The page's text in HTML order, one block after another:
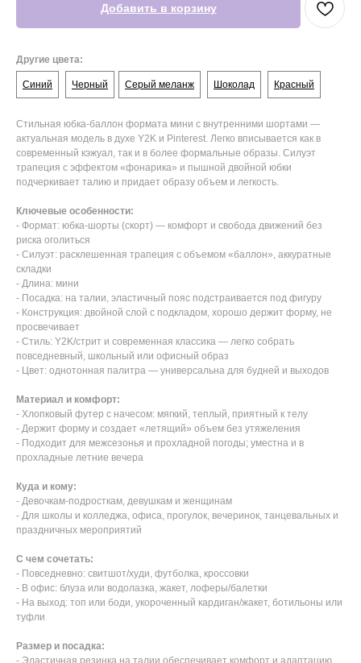
Добавить в корзину
Другие цвета:
Синий Черный Серый меланж Шоколад Красный
Стильная юбка-баллон формата мини с внутренними шортами —
актуальная модель в духе Y2K и Pinterest. Легко вписывается как в
современный кэжуал, так и в более формальные образы. Силуэт
трапеция с эффектом «фонарика» и пышной двойной юбки
подчеркивает талию и придает образу объем и легкость.
Ключевые особенности:
- Формат: юбка-шорты (скорт) — комфорт и свобода движений без
риска оголиться
- Силуэт: расклешенная трапеция с объемом «баллон», аккуратные
складки
- Длина: мини
- Посадка: на талии, эластичный пояс подстраивается под фигуру
- Конструкция: двойной слой с подкладом, хорошо держит форму, не
просвечивает
- Стиль: Y2K/стрит и современная классика — легко собрать
повседневный, школьный или офисный образ
- Цвет: однотонная палитра — универсальна для будней и выходов
Материал и комфорт:
- Хлопковый футер с начесом: мягкий, теплый, приятный к телу
- Держит форму и создает «летящий» объем без утяжеления
- Подходит для межсезонья и прохладной погоды; уместна и в
прохладные летние вечера
Куда и кому:
- Девочкам-подросткам, девушкам и женщинам
- Для школы и колледжа, офиса, прогулок, вечеринок, танцевальных и
праздничных мероприятий
С чем сочетать:
- Повседневно: свитшот/худи, футболка, кроссовки
- В офис: блуза или водолазка, жакет, лоферы/балетки
- На выход: топ или боди, укороченный кардиган/жакет, ботильоны или
туфли
Размер и посадка: